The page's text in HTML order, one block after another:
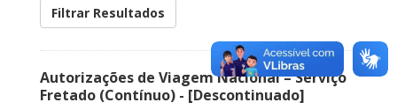
Filtrar Resultados
Autorizações de Viagem Nacional – Serviço
Fretado (Contínuo) - [Descontinuado]